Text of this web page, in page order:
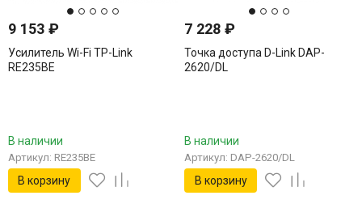
9 153 ₽
Усилитель Wi-Fi TP-Link
RE235BE
В наличии
Артикул: RE235BE
В корзину
7 228₽
Точка доступа D-Link DAP-
2620/DL
В наличии
Артикул: DAP-2620/DL
В корзину